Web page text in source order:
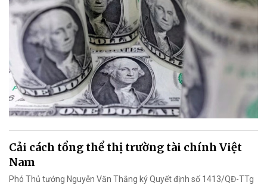
Cải cách tổng thể thị trường tài chính Việt
Nam
Phó Thủ tướng Nguyễn Văn Thắng ký Quyết định số 1413/QĐ-TTg